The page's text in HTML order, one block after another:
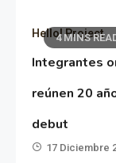
4 MINS
Hello! Project
Integrantes
reúnen 20
debut
17 Diciembre